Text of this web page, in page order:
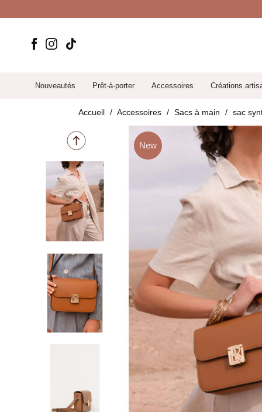
Nouveautés Prêt-à-porter Accessoires Créations
Accueil Accessoires Sacs à main sac
New